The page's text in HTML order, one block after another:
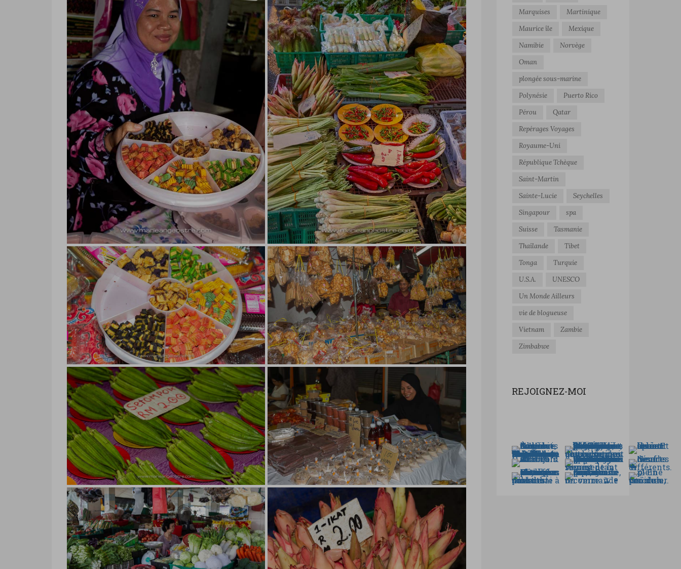
Malaisie, marché nocturne de Kuching,
Bornéo
Malaisie, marché nocturne de Kuching, Bornéo
© Marie-Ange Ostré
Sarawak, marché de nuit Kuching
Sarawak, marché de nuit Kuching © Marie-
Ange Ostré
Malaisie, marché au Sarawak, kek lapis
Malaisie, marché au Sarawak, kek lapis ©
Marie-Ange Ostré
Sarawak, marché de nuit Kuching
Sarawak, marché de nuit Kuching © Marie-
Ange Ostré
Sarawak, marché de nuit Kuching,
okras
Sarawak, marché de nuit Kuching
Marquises
Martinique
Maurice île
Mexique
Namibie
Norvège
Oman
plongée sous-marine
Polynésie
Puerto Rico
Pérou
Qatar
Repérages Voyages
Royaume-Uni
République Tchèque
Saint-Martin
Sainte-Lucie
Seychelles
Singapour
spa
Suisse
Tasmanie
Thaïlande
Tibet
Tonga
Turquie
U.S.A.
UNESCO
Un Monde Ailleurs
vie de blogueuse
Vietnam
Zambie
Zimbabwe
REJOIGNEZ-MOI